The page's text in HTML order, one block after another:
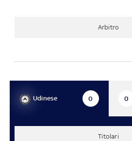
Arbitro
Udinese 0 0
Titolari